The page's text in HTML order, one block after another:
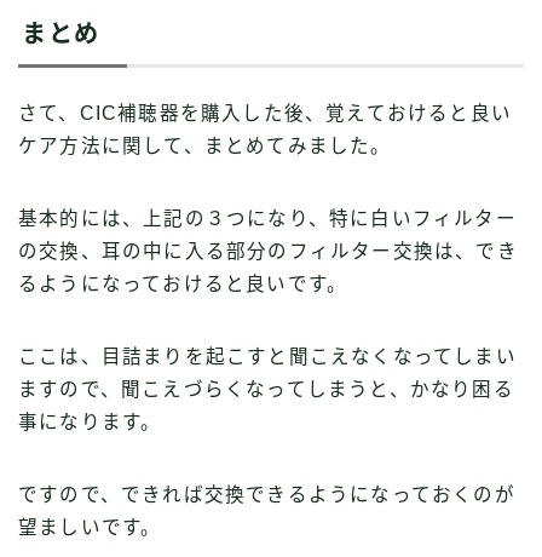
まとめ
さて、CIC補聴器を購入した後、覚えておけると良い
ケア方法に関して、まとめてみました。
基本的には、上記の３つになり、特に白いフィルター
の交換、耳の中に入る部分のフィルター交換は、でき
るようになっておけると良いです。
ここは、目詰まりを起こすと聞こえなくなってしまい
ますので、聞こえづらくなってしまうと、かなり困る
事になります。
ですので、できれば交換できるようになっておくのが
望ましいです。